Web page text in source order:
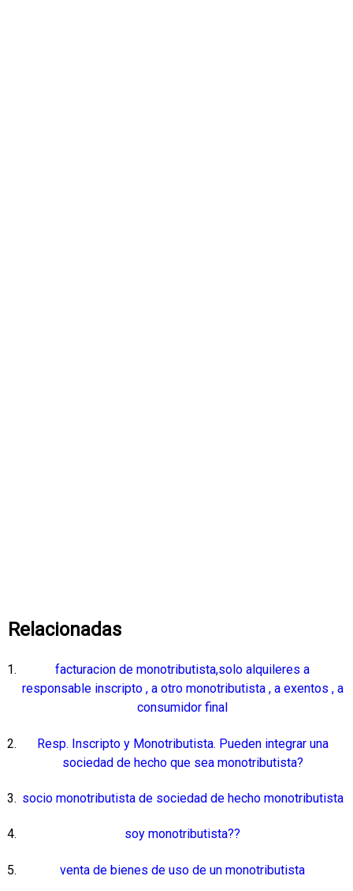
Relacionadas
facturacion de monotributista,solo alquileres a
responsable inscripto , a otro monotributista , a exentos , a
consumidor final
Resp. Inscripto y Monotributista. Pueden integrar una
sociedad de hecho que sea monotributista?
socio monotributista de sociedad de hecho monotributista
soy monotributista??
venta de bienes de uso de un monotributista